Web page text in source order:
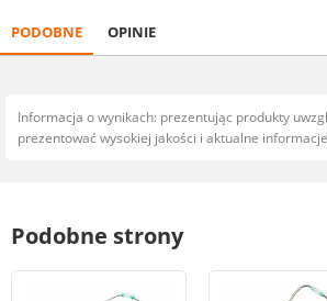
PODOBNE OPINIE
Informacja o wynikach: prezentując produkty
prezentować wysokiej jakości i aktualne
Podobne strony